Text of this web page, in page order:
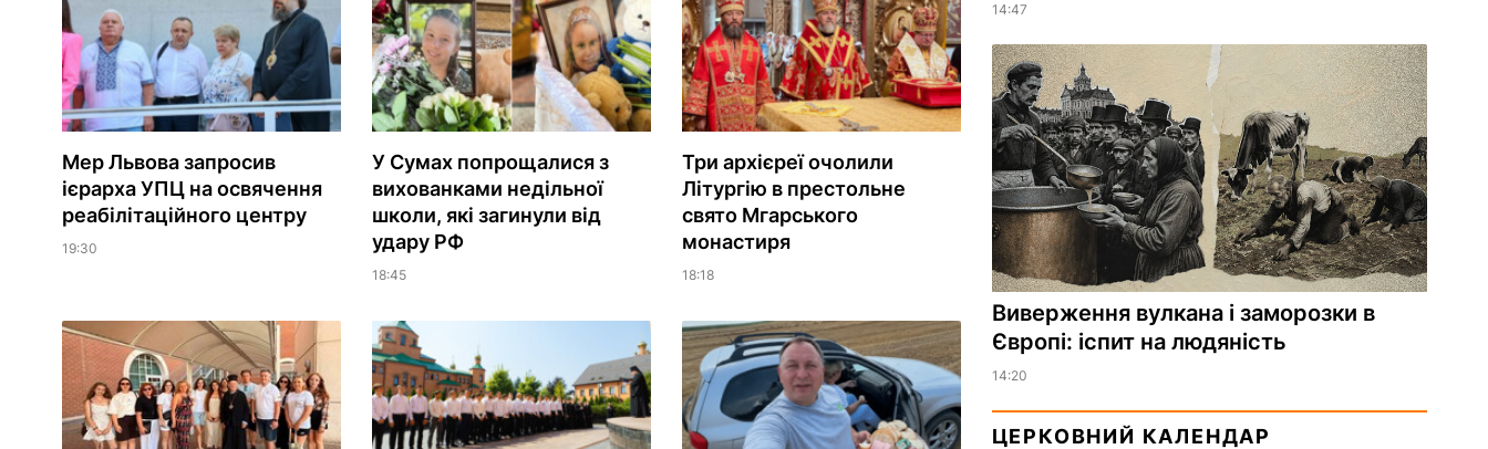
Мер Львова запросив
ієрарха УПЦ на освячення
реабілітаційного центру
19:30
У Сумах попрощалися з
вихованками недільної
школи, які загинули від
удару РФ
18:45
Три архієреї очолили
Літургію в престольне
свято Мгарського
монастиря
18:18
14:47
Виверження вулкана і заморозки в
Європі: іспит на людяність
14:20
ЦЕРКОВНИЙ КАЛЕНДАР